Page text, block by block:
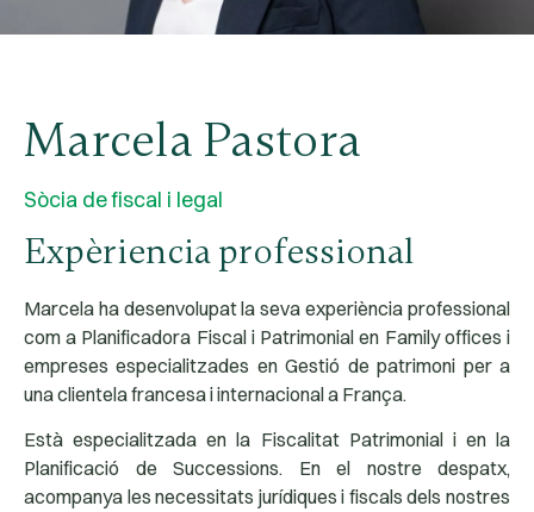
Marcela Pastora
Sòcia de fiscal i legal
Expèriencia professional
Marcela ha desenvolupat la seva experiència professional
com a Planificadora Fiscal i Patrimonial en Family offices i
empreses especialitzades en Gestió de patrimoni per a
una clientela francesa i internacional a França.
Està especialitzada en la Fiscalitat Patrimonial i en la
Planificació de Successions. En el nostre despatx,
acompanya les necessitats jurídiques i fiscals dels nostres